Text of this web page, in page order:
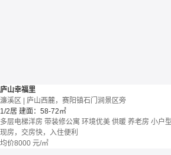
庐山幸福里
濂溪区 | 庐山西麓，赛阳镇石门涧景区旁
1/2居 建面：58-72㎡
多层电梯洋房 带装修公寓 环境优美 供暖 养老房 小户型
现房，交房快，入住便利
均价8000 元/㎡